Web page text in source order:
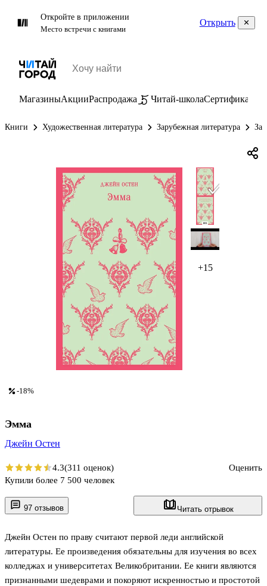
Откройте в приложении
Место встречи с книгами
Открыть
МагазиныАкцииРаспродажа Читай-школаСертификаты
Книги Художественная литература Зарубежная литература
+15
97 отзывов Читать отрывок
Джейн Остен по праву считают первой леди английской
литературы. Ее произведения обязательны для изучения во всех
колледжах и университетах Великобритании. Ее книги являются
признанными шедеврами и покоряют искренностью и простотой
-18%
Эмма
Джейн Остен
4.3(311 оценок)
Оценить
Купили более 7 500 человек